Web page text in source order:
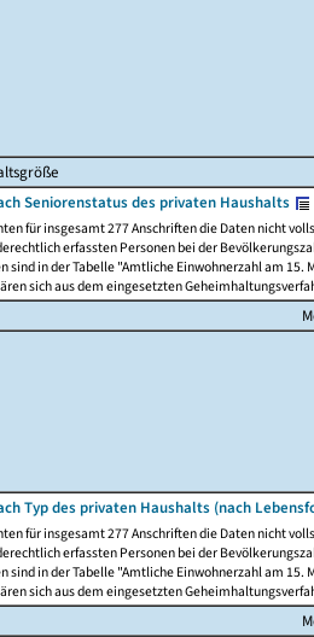
Seniorenstatus des privaten Haushalts
für insgesamt 277 Anschriften die Daten nicht
erfassten Personen bei der
sind in der Tabelle "Amtliche Einwohnerzahl am
sich aus dem eingesetzten
Typ des privaten Haushalts (nach
für insgesamt 277 Anschriften die Daten nicht
erfassten Personen bei der
sind in der Tabelle "Amtliche Einwohnerzahl am
sich aus dem eingesetzten